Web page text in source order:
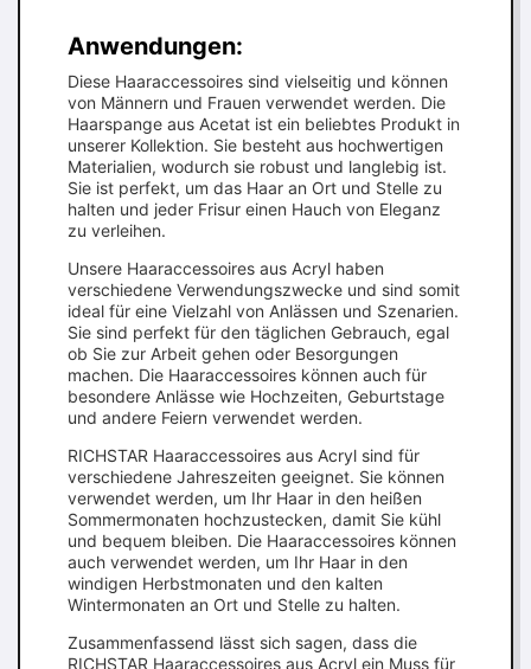
Anwendungen:
Diese Haaraccessoires sind vielseitig und können
von Männern und Frauen verwendet werden. Die
Haarspange aus Acetat ist ein beliebtes Produkt in
unserer Kollektion. Sie besteht aus hochwertigen
Materialien, wodurch sie robust und langlebig ist.
Sie ist perfekt, um das Haar an Ort und Stelle zu
halten und jeder Frisur einen Hauch von Eleganz
zu verleihen.
Unsere Haaraccessoires aus Acryl haben
verschiedene Verwendungszwecke und sind somit
ideal für eine Vielzahl von Anlässen und Szenarien.
Sie sind perfekt für den täglichen Gebrauch, egal
ob Sie zur Arbeit gehen oder Besorgungen
machen. Die Haaraccessoires können auch für
besondere Anlässe wie Hochzeiten, Geburtstage
und andere Feiern verwendet werden.
RICHSTAR Haaraccessoires aus Acryl sind für
verschiedene Jahreszeiten geeignet. Sie können
verwendet werden, um Ihr Haar in den heißen
Sommermonaten hochzustecken, damit Sie kühl
und bequem bleiben. Die Haaraccessoires können
auch verwendet werden, um Ihr Haar in den
windigen Herbstmonaten und den kalten
Wintermonaten an Ort und Stelle zu halten.
Zusammenfassend lässt sich sagen, dass die
RICHSTAR Haaraccessoires aus Acryl ein Muss für